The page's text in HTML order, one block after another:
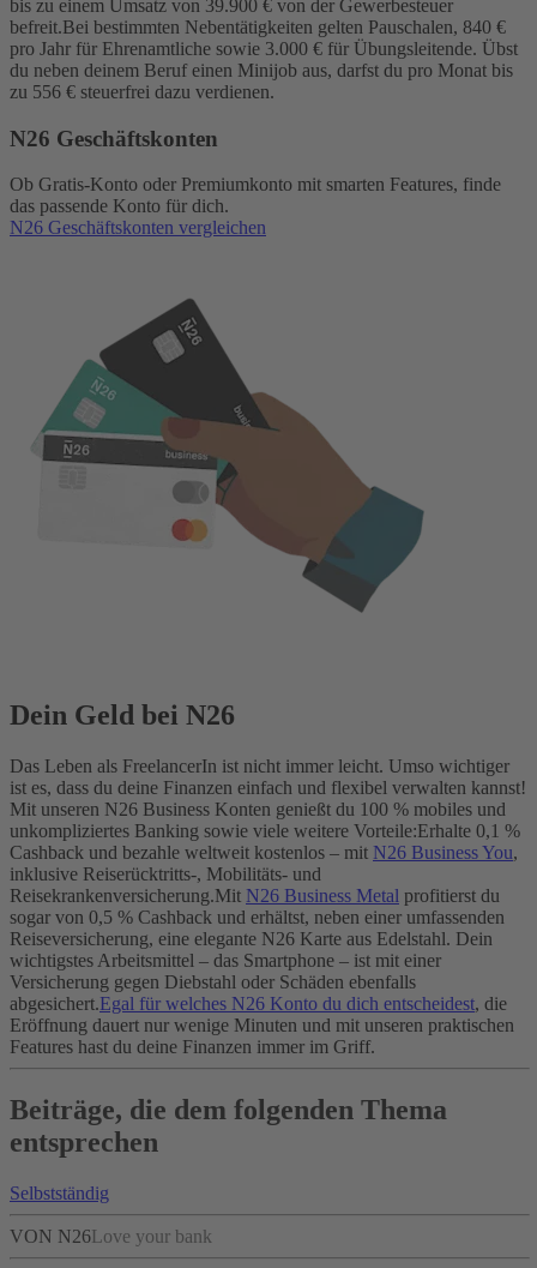
bis zu einem Umsatz von 39.900 € von der Gewerbesteuer
befreit.Bei bestimmten Nebentätigkeiten gelten Pauschalen, 840 €
pro Jahr für Ehrenamtliche sowie 3.000 € für Übungsleitende. Übst
du neben deinem Beruf einen Minijob aus, darfst du pro Monat bis
zu 556 € steuerfrei dazu verdienen.
N26 Geschäftskonten
Ob Gratis-Konto oder Premiumkonto mit smarten Features, finde
das passende Konto für dich.
N26 Geschäftskonten vergleichen
Dein Geld bei N26
Das Leben als FreelancerIn ist nicht immer leicht. Umso wichtiger
ist es, dass du deine Finanzen einfach und flexibel verwalten kannst!
Mit unseren N26 Business Konten genießt du 100 % mobiles und
unkompliziertes Banking sowie viele weitere Vorteile:Erhalte 0,1 %
Cashback und bezahle weltweit kostenlos – mit N26 Business You,
inklusive Reiserücktritts-, Mobilitäts- und
Reisekrankenversicherung.Mit N26 Business Metal profitierst du
sogar von 0,5 % Cashback und erhältst, neben einer umfassenden
Reiseversicherung, eine elegante N26 Karte aus Edelstahl. Dein
wichtigstes Arbeitsmittel – das Smartphone – ist mit einer
Versicherung gegen Diebstahl oder Schäden ebenfalls
abgesichert.Egal für welches N26 Konto du dich entscheidest, die
Eröffnung dauert nur wenige Minuten und mit unseren praktischen
Features hast du deine Finanzen immer im Griff.
Beiträge, die dem folgenden Thema
entsprechen
Selbstständig
VON N26Love your bank